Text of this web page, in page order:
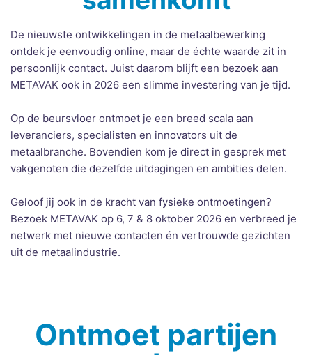
De nieuwste ontwikkelingen in de metaalbewerking
ontdek je eenvoudig online, maar de échte waarde zit in
persoonlijk contact. Juist daarom blijft een bezoek aan
METAVAK ook in 2026 een slimme investering van je tijd.
Op de beursvloer ontmoet je een breed scala aan
leveranciers, specialisten en innovators uit de
metaalbranche. Bovendien kom je direct in gesprek met
vakgenoten die dezelfde uitdagingen en ambities delen.
Geloof jij ook in de kracht van fysieke ontmoetingen?
Bezoek METAVAK op 6, 7 & 8 oktober 2026 en verbreed je
netwerk met nieuwe contacten én vertrouwde gezichten
uit de metaalindustrie.
Ontmoet partijen